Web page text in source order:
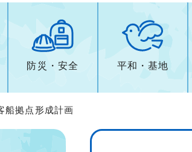
防災・安全 平和・基地
船拠点形成計画